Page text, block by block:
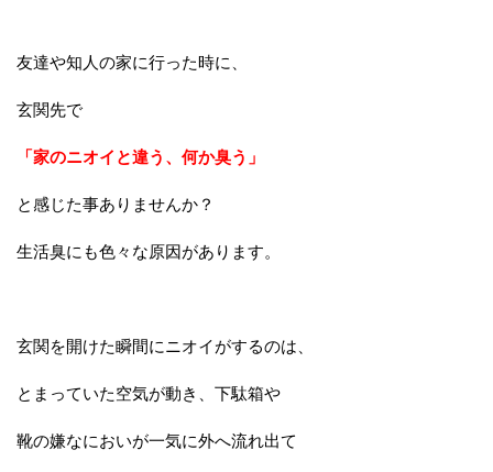
友達や知人の家に行った時に、
玄関先で
「家のニオイと違う、何か臭う」
と感じた事ありませんか？
生活臭にも色々な原因があります。
玄関を開けた瞬間にニオイがするのは、
とまっていた空気が動き、下駄箱や
靴の嫌なにおいが一気に外へ流れ出て